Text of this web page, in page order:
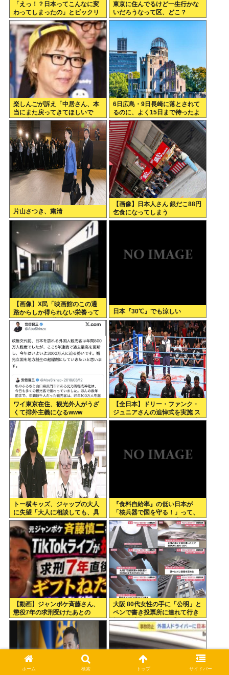
「えっ！？日本ってこんなに変
わってしまったの」とビックリ
したこと
東京に住んでるけど一生行かな
いだろうなって区、どこ？
楽しんごが訴え「中居さん、本
当にまた戻ってきてほしいで
す。中居さんいないテレビ
は…」
6日広島・9日長崎に落とされて
るのに、よく15日まで待ったよ
な
片山さつき、粛清
【画像】日本人さん 銀だこ88円
乞食になってしまう
【画像】X民「映画館のこの通
路からしか得られない栄養って
あると思う」 共感できると話題
にwww
日本『30℃』でも涼しい
ワイ東京在住、観光外人がうざ
くて排外主義になるwww
【全日本】ドリー・ファンク・
ジュニアさんの追悼式を実施 ス
ピニング・トー・ホールドも流
トー横キッズ、ジャップの大人
に失望「大人に相談しても、具
体的に何もしてくれない。結果
的に傷つく。福祉は自由が奪わ
れる」
『食料自給率』の低い日本が
「核兵器で国を守る！」って、
頭おかしくね？食べ物止められ
たら終わりじゃん
【動画】ジャンポケ斉藤さん、
懲役7年の求刑受けたあとの
TikTokライブ配信がヤバすぎる
と話題にwww
大阪 80代女性の手に「公明」と
ペンで書き投票所に連れて行き
投票干渉 60女を送検【いさ酒
場】
ホーム 検索 トップ サイドバー